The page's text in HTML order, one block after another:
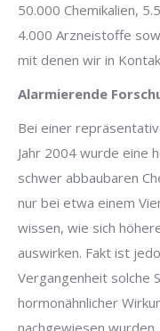
50.000 Chemikalien,
4.000 Arzneistoffe
mit denen wir in
Alarmierende
Bei einer
Jahr 2004 wurde eine
schwer abbaubaren
nur bei etwa einem
wissen, wie sich
auswirken. Fakt ist
Vergangenheit solche
hormonähnlicher
nachgewiesen